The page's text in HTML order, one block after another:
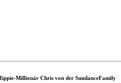
Millionär Chris von der SundanceFamily